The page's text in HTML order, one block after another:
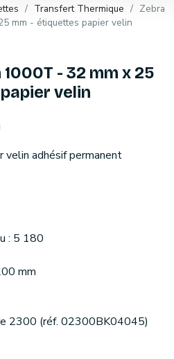
Transfert Thermique
Zebra
mm - étiquettes papier velin
- 32 mm x 25
velin
adhésif permanent
: 5 180
mm
2300 (réf. 02300BK04045)